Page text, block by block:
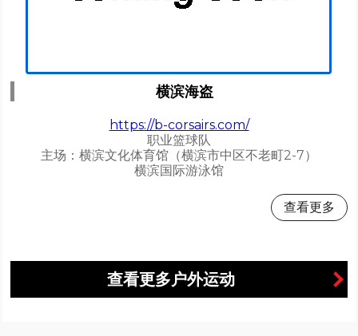
横滨海盗
https://b-corsairs.com/
职业篮球队
主场：横滨文化体育馆（横滨市中区不老町2-7）
横滨国际游泳馆
查看更多
查看更多户外运动